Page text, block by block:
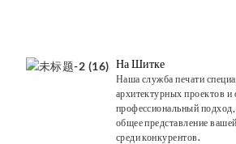
На Шитке
Наша служба печати
архитектурных проектов и
профессиональный
общее представление
среди конкурентов.